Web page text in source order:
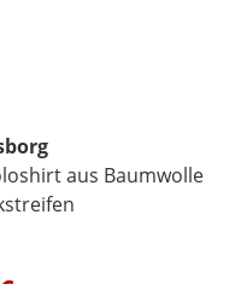
aus Baumwolle